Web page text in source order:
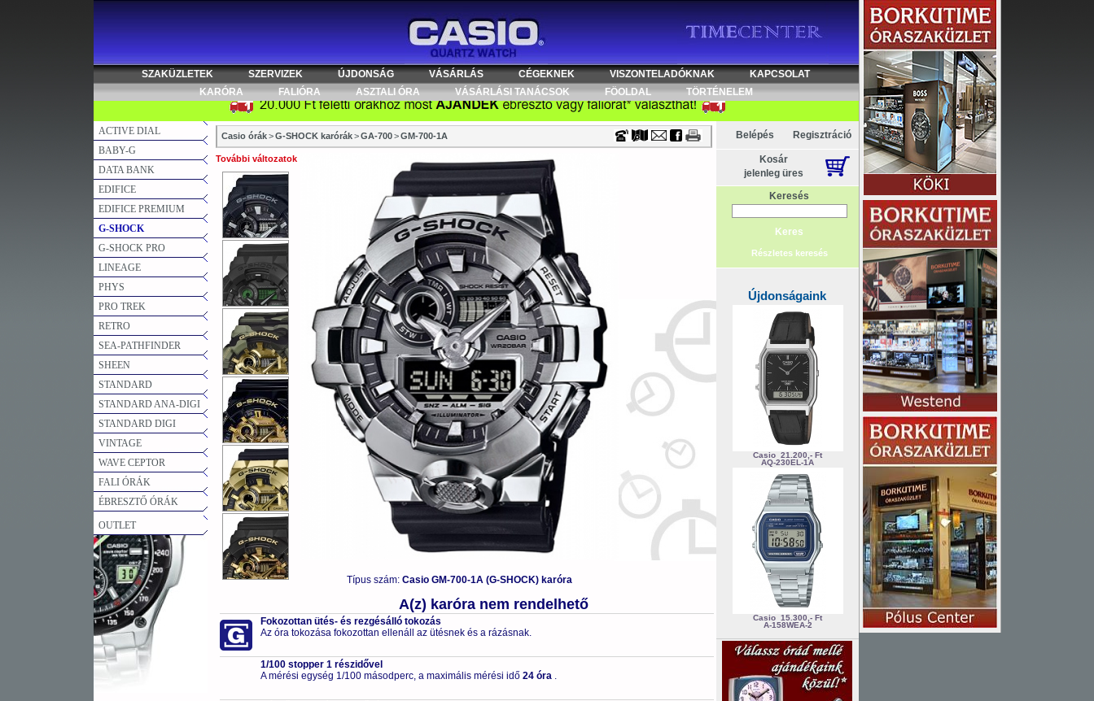
Timecenter
SZAKÜZLETEK SZERVIZEK ÚJDONSÁG VÁSÁRLÁS CÉGEKNEK VISZONTELADÓKNAK
KAPCSOLAT
KARÓRA
FALIÓRA ASZTALI ÓRA VÁSÁRLÁSI TANÁCSOK FÖOLDAL TÖRTÉNELEM
ACTIVE DIAL
BABY-G
DATA BANK
EDIFICE
EDIFICE PREMIUM
G-SHOCK
G-SHOCK PRO
LINEAGE
PHYS
PRO TREK
RETRO
SEA-PATHFINDER
SHEEN
STANDARD
STANDARD ANA-DIGI
STANDARD DIGI
VINTAGE
WAVE CEPTOR
FALI ÓRÁK
ÉBRESZTŐ ÓRÁK
OUTLET
Casio órák > G-SHOCK karórák > GA-700 > GM-700-1A
További változatok
Típus szám: Casio GM-700-1A (G-SHOCK) karóra
A(z) karóra nem rendelhető
Fokozottan ütés- és rezgésálló tokozás
Az óra tokozása fokozottan ellenáll az ütésnek és a rázásnak.
1/100 stopper 1 részidővel
A mérési egység 1/100 másodperc, a maximális mérési idő 24 óra .
Belépés Regisztráció
Kosár
jelenleg üres
Keresés
Részletes keresés
Újdonságaink
Casio 21.200,- Ft
AQ-230EL-1A
Casio 15.300,- Ft
A-158WEA-2